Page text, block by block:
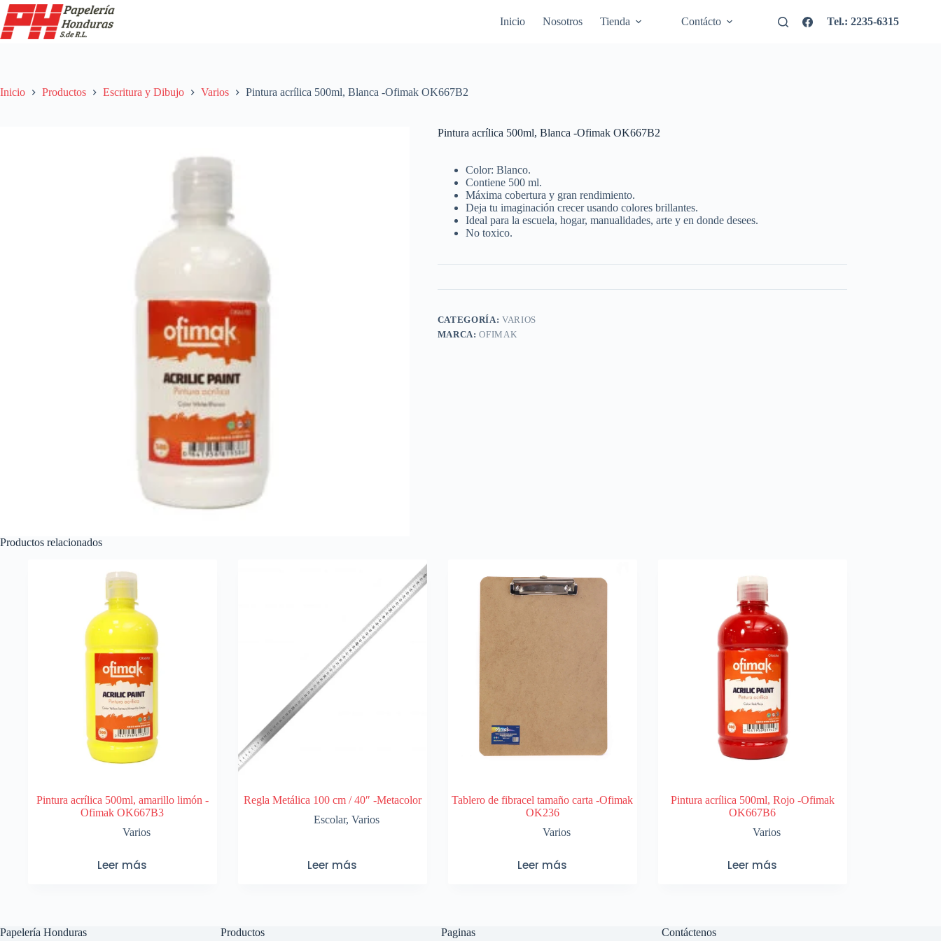
Saltar
al
contenido
Inicio Nosotros Tienda Contácto Tel.: 2235-6315
Inicio Productos Escritura y Dibujo Varios Pintura acrílica 500ml, Blanca -Ofimak OK667B2
Pintura acrílica 500ml, Blanca -Ofimak OK667B2
Color: Blanco.
Contiene 500 ml.
Máxima cobertura y gran rendimiento.
Deja tu imaginación crecer usando colores brillantes.
Ideal para la escuela, hogar, manualidades, arte y en donde desees.
No toxico.
CATEGORÍA: VARIOS
MARCA:OFIMAK
Productos relacionados
Pintura acrílica 500ml, amarillo limón -
Ofimak OK667B3
Varios
Leer más
Regla Metálica 100 cm / 40″ -Metacolor
Escolar, Varios
Leer más
Tablero de fibracel tamaño carta -Ofimak
OK236
Varios
Leer más
Pintura acrílica 500ml, Rojo -Ofimak
OK667B6
Varios
Leer más
Papelería Honduras Productos Paginas Contáctenos